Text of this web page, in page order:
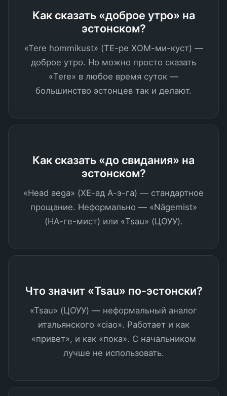
Как сказать «доброе утро» на
эстонском?
«Tere hommikust» (ТЕ-ре ХОМ-ми-куст) —
доброе утро. Но можно просто сказать
«Tere» в любое время суток —
большинство эстонцев так и делают.
Как сказать «до свидания» на
эстонском?
«Head aega» (ХЕ-ад А-э-га) — стандартное
прощание. Неформально — «Nägemist»
(НА-ге-мист) или «Tsau» (ЦОУУ).
Что значит «Tsau» по-эстонски?
«Tsau» (ЦОУУ) — неформальный аналог
итальянского «ciao». Работает и как
«привет», и как «пока». С начальником
лучше не использовать.